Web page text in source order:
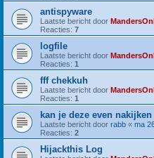
antispyware
Laatste bericht door
Reacties: 7
logfile
Laatste bericht door
Reacties: 1
fff chekkuh
Laatste bericht door
Reacties: 1
kan je deze even nakijken
Laatste bericht door rabb « ma
Reacties: 2
Hijackthis Log